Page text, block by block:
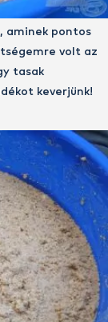
aminek pontos
volt az
tasak
keverjünk!